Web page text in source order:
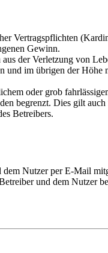
Vertragspflichten
Gewinn.
der Verletzung von
im übrigen der Höhe
oder grob
begrenzt. Dies gilt
Betreibers.
Nutzer per E-Mail
und dem Nutzer